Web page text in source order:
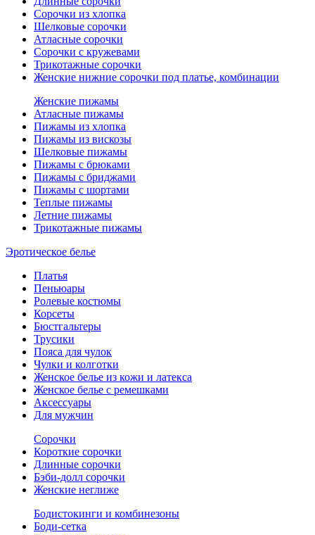
Сорочки из хлопка
Шелковые сорочки
Атласные сорочки
Сорочки с кружевами
Трикотажные сорочки
Женские нижние сорочки под платье, комбинации
Женские пижамы
Атласные пижамы
Пижамы из хлопка
Пижамы из вискозы
Шелковые пижамы
Пижамы с брюками
Пижамы с бриджами
Пижамы с шортами
Теплые пижамы
Летние пижамы
Трикотажные пижамы
Эротическое белье
Платья
Пеньюары
Ролевые костюмы
Корсеты
Бюстгальтеры
Трусики
Пояса для чулок
Чулки и колготки
Женское белье из кожи и латекса
Женское белье с ремешками
Аксессуары
Для мужчин
Сорочки
Короткие сорочки
Длинные сорочки
Бэби-долл сорочки
Женские неглиже
Бодистокинги и комбинезоны
Боди-сетка